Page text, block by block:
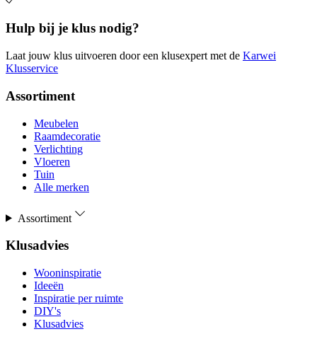
Hulp bij je klus nodig?
Laat jouw klus uitvoeren door een klusexpert met de Karwei
Klusservice
Assortiment
Meubelen
Raamdecoratie
Verlichting
Vloeren
Tuin
Alle merken
Assortiment
Klusadvies
Wooninspiratie
Ideeën
Inspiratie per ruimte
DIY's
Klusadvies